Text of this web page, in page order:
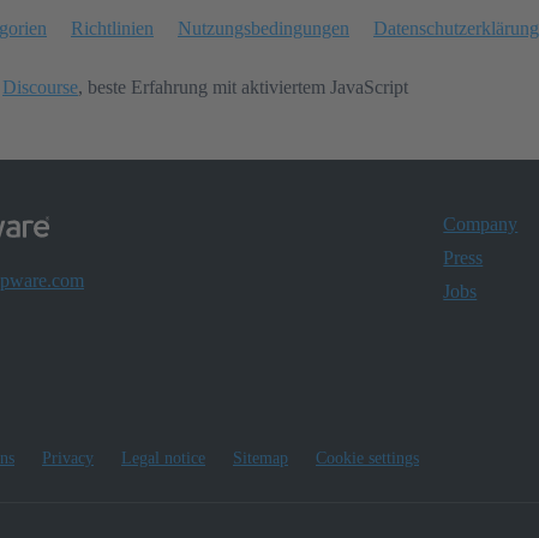
Richtlinien Nutzungsbedingungen Datenschutzerklärung
Discourse, beste Erfahrung mit aktiviertem JavaScript
Company
Press
Jobs
Privacy Legal notice Sitemap Cookie settings